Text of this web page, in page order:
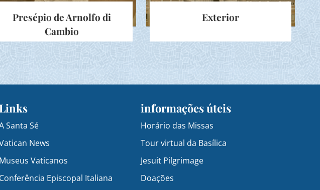
Presépio de Arnolfo di
Cambio
Exterior
Santa Sé
News
Museus Vaticanos
Conferência Episcopal Italiana
informações úteis
Horário das Missas
Tour virtual da Basílica
Jesuit Pilgrimage
Doações